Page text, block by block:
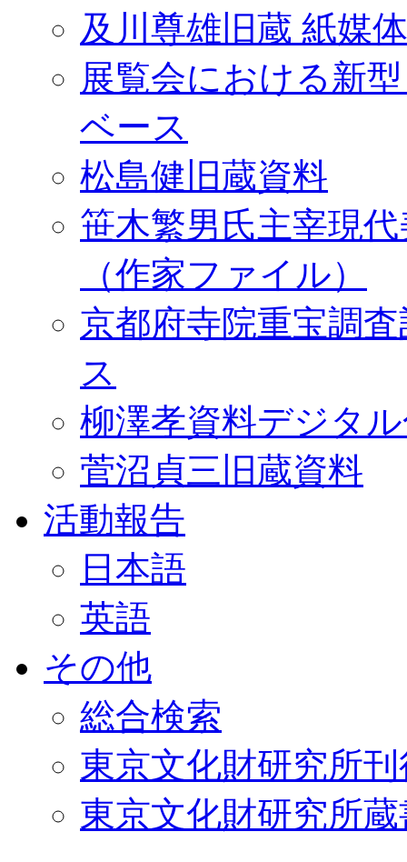
及川尊雄旧蔵 紙媒
展覧会における新
ベース
松島健旧蔵資料
笹木繁男氏主宰現
（作家ファイル）
京都府寺院重宝調
ス
柳澤孝資料デジタ
菅沼貞三旧蔵資料
活動報告
日本語
英語
その他
総合検索
東京文化財研究所
東京文化財研究所